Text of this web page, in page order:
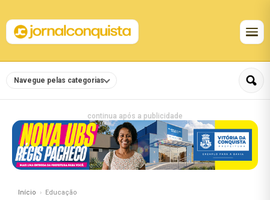
Navegue pelas categorias
continua após a publicidade
Início Educação